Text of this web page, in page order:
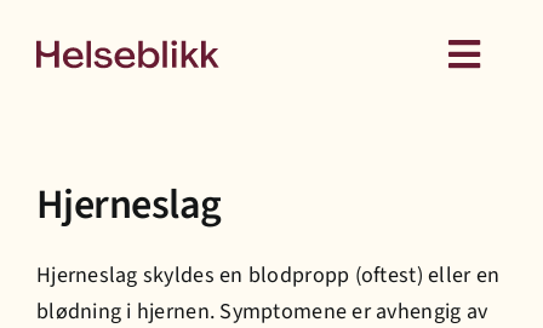
Medlemskap
Hjerneslag
Hjerneslag skyldes en blodpropp (oftest) eller en
blødning i hjernen. Symptomene er avhengig av